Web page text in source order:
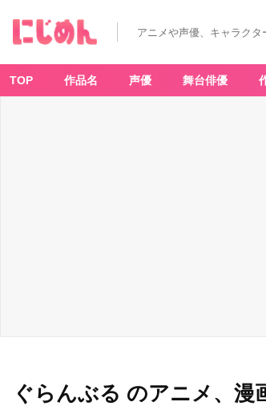
アニメや声優、キャラク
TOP 作品名 声優 舞台俳優
ぐらんぶる のアニメ、漫